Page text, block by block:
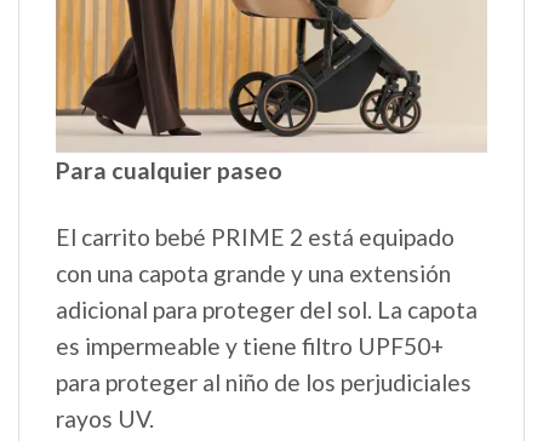
Para cualquier paseo
El carrito bebé PRIME 2 está equipado
con una capota grande y una extensión
adicional para proteger del sol. La capota
es impermeable y tiene filtro UPF50+
para proteger al niño de los perjudiciales
rayos UV.